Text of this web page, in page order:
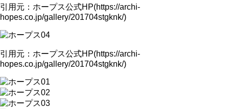
引用元：ホープス公式HP(https://archi-
hopes.co.jp/gallery/201704stgknk/)
引用元：ホープス公式HP(https://archi-
hopes.co.jp/gallery/201704stgknk/)